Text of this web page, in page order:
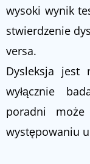
wysoki wynik
stwierdzenie
versa.
Dysleksja jest
wyłącznie
poradni
występowaniu